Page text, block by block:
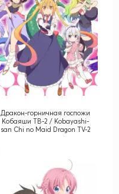
Дракон-горничная госпожи
Кобаяши ТВ-2 / Kobayashi-
san Chi no Maid Dragon TV-2